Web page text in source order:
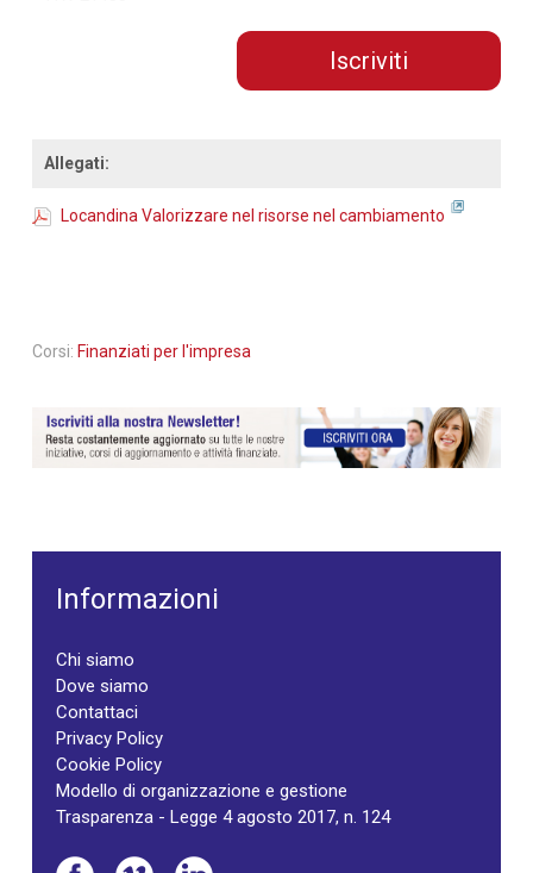
Iscriviti
Allegati:
Locandina Valorizzare nel risorse nel cambiamento
Corsi: Finanziati per l'impresa
Informazioni
Chi siamo
Dove siamo
Contattaci
Privacy Policy
Cookie Policy
Modello di organizzazione e gestione
Trasparenza - Legge 4 agosto 2017, n. 124